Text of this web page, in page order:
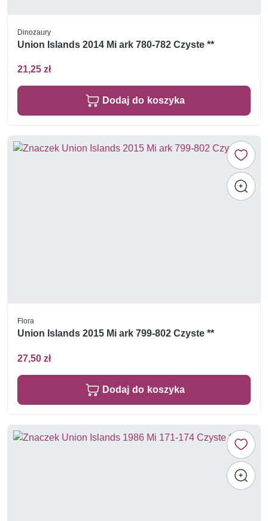
Dinozaury
Union Islands 2014 Mi ark 780-782 Czyste **
21,25 zł
Dodaj do koszyka
Flora
Union Islands 2015 Mi ark 799-802 Czyste **
27,50 zł
Dodaj do koszyka